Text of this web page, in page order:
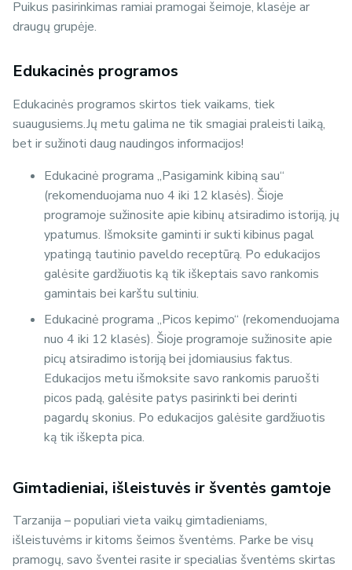
Puikus pasirinkimas ramiai pramogai šeimoje, klasėje ar
draugų grupėje.
Edukacinės programos
Edukacinės programos skirtos tiek vaikams, tiek
suaugusiems.Jų metu galima ne tik smagiai praleisti laiką,
bet ir sužinoti daug naudingos informacijos!
Edukacinė programa „Pasigamink kibiną sau“
(rekomenduojama nuo 4 iki 12 klasės). Šioje
programoje sužinosite apie kibinų atsiradimo istoriją, jų
ypatumus. Išmoksite gaminti ir sukti kibinus pagal
ypatingą tautinio paveldo receptūrą. Po edukacijos
galėsite gardžiuotis ką tik iškeptais savo rankomis
gamintais bei karštu sultiniu.
Edukacinė programa „Picos kepimo“ (rekomenduojama
nuo 4 iki 12 klasės). Šioje programoje sužinosite apie
picų atsiradimo istoriją bei įdomiausius faktus.
Edukacijos metu išmoksite savo rankomis paruošti
picos padą, galėsite patys pasirinkti bei derinti
pagardų skonius. Po edukacijos galėsite gardžiuotis
ką tik iškepta pica.
Gimtadieniai, išleistuvės ir šventės gamtoje
Tarzanija – populiari vieta vaikų gimtadieniams,
išleistuvėms ir kitoms šeimos šventėms. Parke be visų
pramogų, savo šventei rasite ir specialias šventėms skirtas